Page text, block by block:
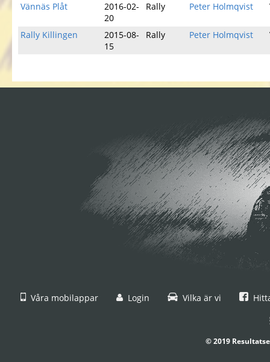
Vännäs Plåt
2016-02-
20
Rally Peter Holmqvist
Rally Killingen
2015-08-
15
Rally Peter Holmqvist
Våra mobilappar Login Vilka är vi
© 2019